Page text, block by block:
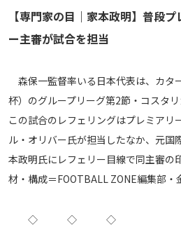
ABEMAの視聴について
メディアアライアンス
【専門家の目｜家本政明】普段
ー主審が試合を担当
森保一監督率いる日本代表は、カタ
杯）のグループリーグ第2節・コスタ
この試合のレフェリングはプレミアリ
ル・オリバー氏が担当したなか、元国
本政明氏にレフェリー目線で同主審の
材・構成＝FOOTBALL ZONE編集部・
◇ ◇ ◇